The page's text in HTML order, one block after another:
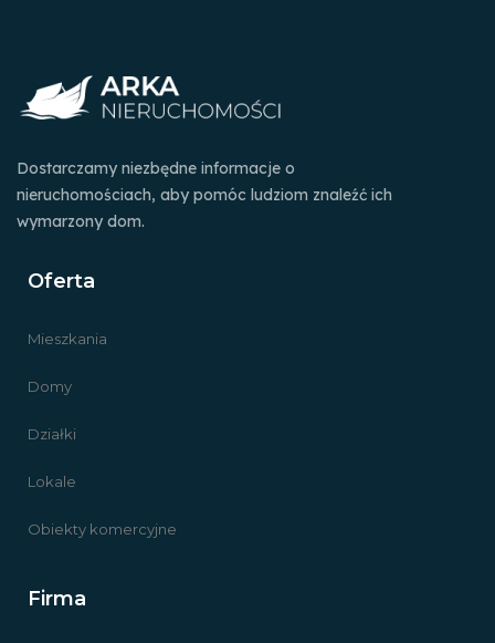
Dostarczamy niezbędne informacje o
nieruchomościach, aby pomóc ludziom znaleźć ich
wymarzony dom.
Oferta
Mieszkania
Domy
Działki
Lokale
Obiekty komercyjne
Firma